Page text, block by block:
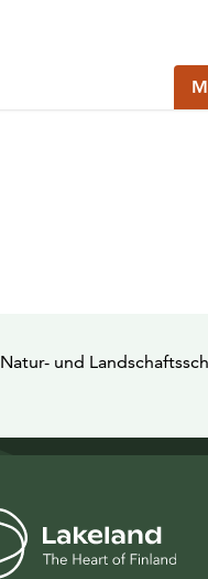
Natur- und